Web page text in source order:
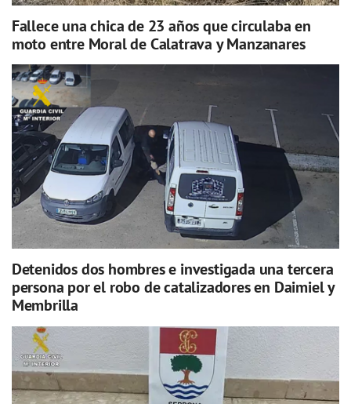
Fallece una chica de 23 años que circulaba en
moto entre Moral de Calatrava y Manzanares
Detenidos dos hombres e investigada una tercera
persona por el robo de catalizadores en Daimiel y
Membrilla